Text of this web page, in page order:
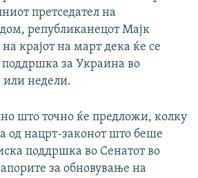
претседател на
републиканецот Мајк
крајот на март дека ќе се
поддршка за Украина во
или недели.
што точно ќе предложи, колку
од нацрт-законот што беше
поддршка во Сенатот во
за обновување на